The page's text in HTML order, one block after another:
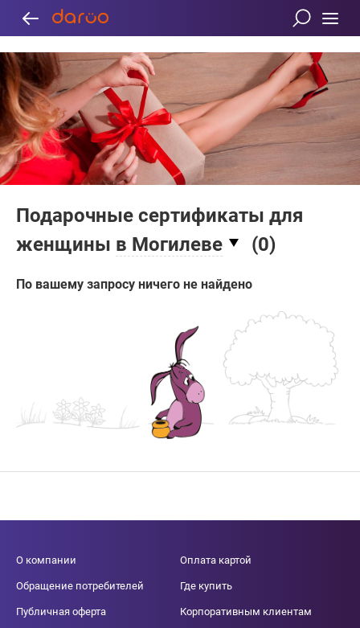
Подарочные сертификаты для
женщины в Могилеве (0)
По вашему запросу ничего не найдено
О компании
Обращение потребителей
Публичная оферта
Оплата картой
Где купить
Корпоративным клиентам